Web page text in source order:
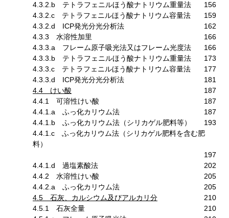
4.3.2.b テトラフェニルほう酸ナトリウム重量法
156
4.3.2.c テトラフェニルほう酸ナトリウム容量法
159
4.3.2.d ICP発光分光分析法
162
4.3.3 水溶性加里
166
4.3.3.a フレーム原子吸光法又はフレーム光度法
166
4.3.3.b テトラフェニルほう酸ナトリウム重量法
173
4.3.3.c テトラフェニルほう酸ナトリウム容量法
177
4.3.3.d ICP発光分光分析法
181
4.4 けい酸
187
4.4.1 可溶性けい酸
187
4.4.1.a ふっ化カリウム法
187
4.4.1.b ふっ化カリウム法（シリカゲル肥料等）
193
4.4.1.c ふっ化カリウム法（シリカゲル肥料を含む肥
料）
197
4.4.1.d 過塩素酸法
202
4.4.2 水溶性けい酸
205
4.4.2.a ふっ化カリウム法
205
4.5 石灰、カルシウム及びアルカリ分
210
4.5.1 石灰全量
210